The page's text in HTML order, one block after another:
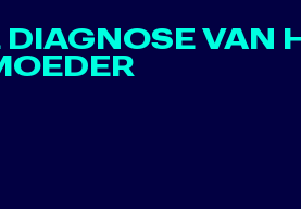
DIAGNOSE VAN